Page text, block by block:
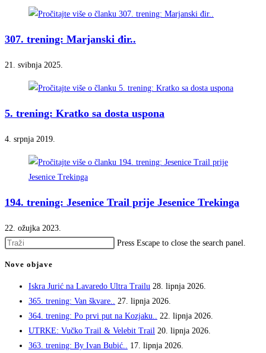
307. trening: Marjanski đir..
21. svibnja 2025.
5. trening: Kratko sa dosta uspona
4. srpnja 2019.
194. trening: Jesenice Trail prije Jesenice Trekinga
22. ožujka 2023.
Press Escape to close the search panel.
Nove objave
Iskra Jurić na Lavaredo Ultra Trailu 28. lipnja 2026.
365. trening: Van škvare..
27. lipnja 2026.
364. trening: Po prvi put na Kozjaku..
22. lipnja 2026.
UTRKE: Vučko Trail & Velebit Trail 20. lipnja 2026.
363. trening: By Ivan Bubić..
17. lipnja 2026.